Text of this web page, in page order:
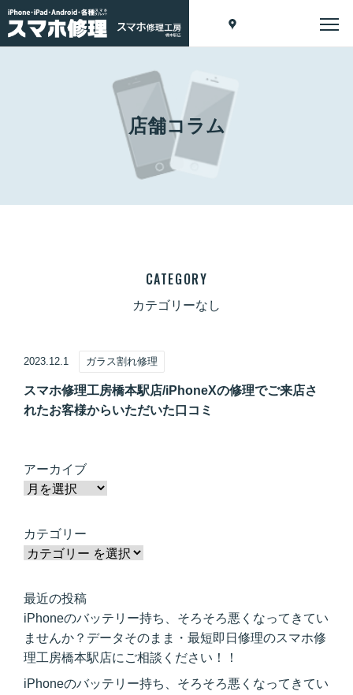
店舗コラム
CATEGORY
カテゴリーなし
2023.12.1 ガラス割れ修理
スマホ修理工房橋本駅店/iPhoneXの修理でご来店さ
れたお客様からいただいた口コミ
アーカイブ
カテゴリー
最近の投稿
iPhoneのバッテリー持ち、そろそろ悪くなってきてい
ませんか？データそのまま・最短即日修理のスマホ修
理工房橋本駅店にご相談ください！！
iPhoneのバッテリー持ち、そろそろ悪くなってきてい